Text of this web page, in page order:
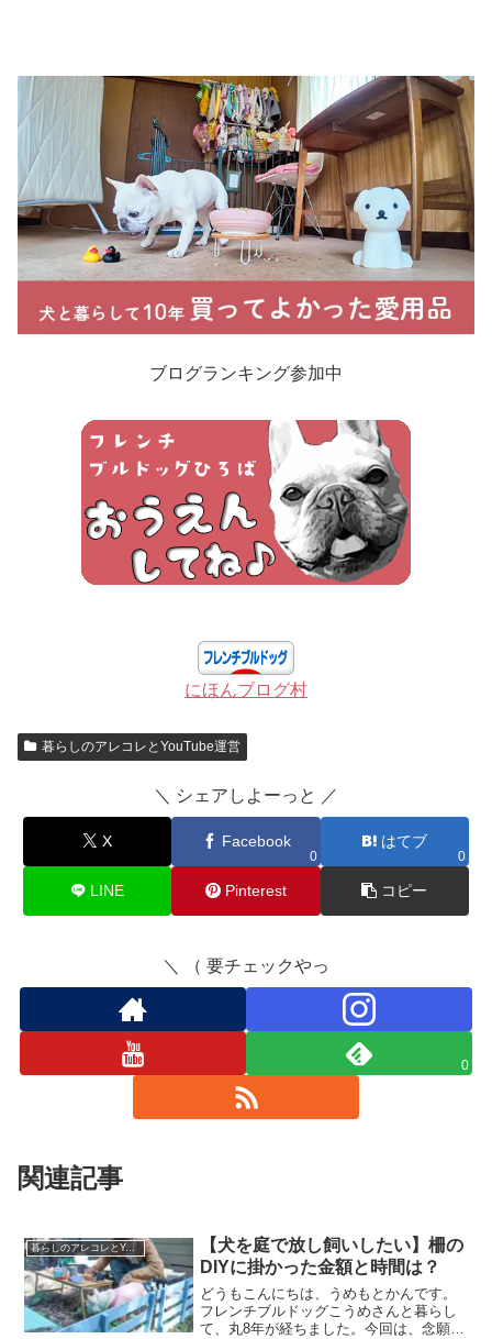
ブログランキング参加中
にほんブログ村
暮らしのアレコレとYouTube運営
＼ シェアしよーっと ／
X Facebook
0
はてブ
0
LINE Pinterest コピー
＼ （ 要チェックやっ
0
関連記事
暮らしのアレコレとYouTube運営
【犬を庭で放し飼いしたい】柵の
DIYに掛かった金額と時間は？
どうもこんにちは、うめもとかんです。
フレンチブルドッグこうめさんと暮らし
て、丸8年が経ちました。今回は、念願の